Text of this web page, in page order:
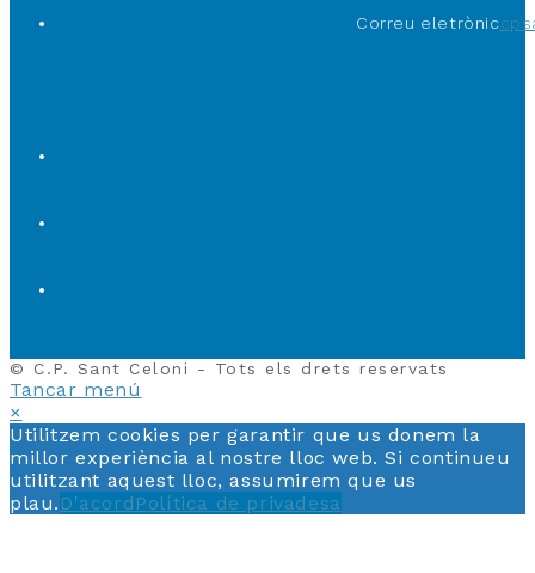
Correu eletrònic
© C.P. Sant Celoni - Tots els drets reservats
Tancar menú
×
Utilitzem cookies per garantir que us donem la
millor experiència al nostre lloc web. Si continueu
utilitzant aquest lloc, assumirem que us
plau. D'acord Política de privadesa